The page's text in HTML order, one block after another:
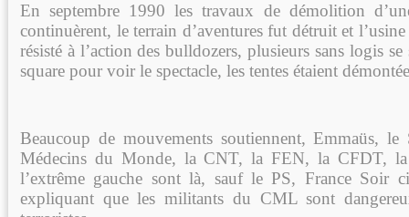
En septembre 1990 les travaux de démolition
continuèrent, le terrain d’aventures fut détruit et l’usine
résisté à l’action des bulldozers, plusieurs sans logis
square pour voir le spectacle, les tentes étaient
Beaucoup de mouvements soutiennent, Emmaüs, le
Médecins du Monde, la CNT, la FEN, la CFDT,
l’extrême gauche sont là, sauf le PS, France Soir
expliquant que les militants du CML sont